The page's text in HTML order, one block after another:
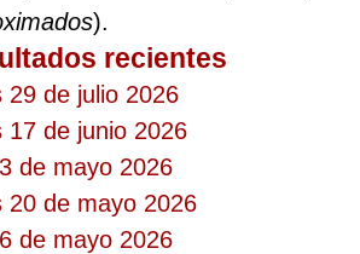
Noche
).
recientes
29 de julio 2026
17 de junio 2026
de mayo 2026
20 de mayo 2026
de mayo 2026